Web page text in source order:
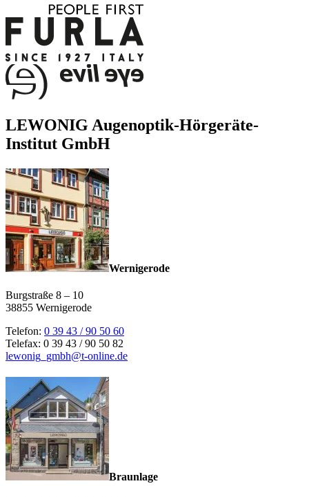
LEWONIG Augenoptik-Hörgeräte-
Institut GmbH
Wernigerode
Burgstraße 8 – 10
38855 Wernigerode
Telefon: 0 39 43 / 90 50 60
Telefax: 0 39 43 / 90 50 82
lewonig_gmbh@t-online.de
Braunlage